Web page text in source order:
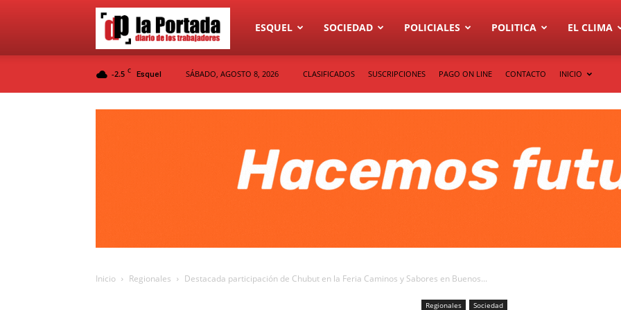
Diario
ESQUEL SOCIEDAD POLICIALES POLITICA EL CLIMA
-2.5 C Esquel SÁBADO, AGOSTO 8, 2026 CLASIFICADOS SUSCRIPCIONES PAGO ON LINE CONTACTO INICIO
Inicio Regionales Destacada participación de Chubut en la Feria Caminos y Sabores en Buenos...
Regionales Sociedad